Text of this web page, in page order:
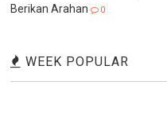
Berikan Arahan
0
WEEK POPULAR